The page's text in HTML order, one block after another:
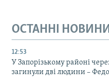
ОСТАННІ
12:53
У Запорізькому районі
загинули дві людини –